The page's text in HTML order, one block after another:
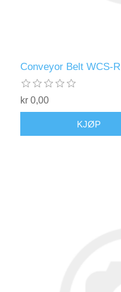
Conveyor Belt WCS-R
kr 0,00
KJØP